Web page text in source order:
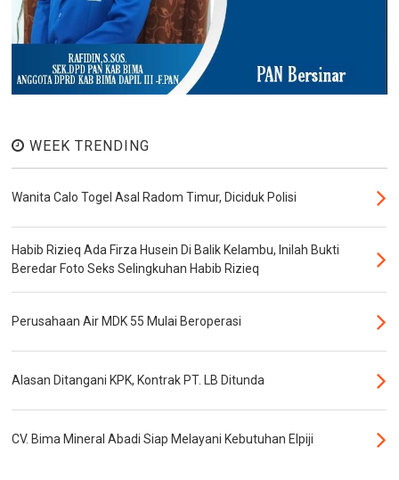
WEEK TRENDING
Wanita Calo Togel Asal Radom Timur, Diciduk Polisi
Habib Rizieq Ada Firza Husein Di Balik Kelambu, Inilah Bukti
Beredar Foto Seks Selingkuhan Habib Rizieq
Perusahaan Air MDK 55 Mulai Beroperasi
Alasan Ditangani KPK, Kontrak PT. LB Ditunda
CV. Bima Mineral Abadi Siap Melayani Kebutuhan Elpiji